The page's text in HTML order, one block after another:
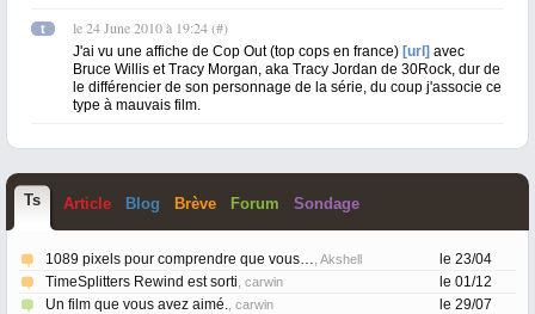
t le 24 June 2010 à 19:24(#)
J'ai vu une affiche de Cop Out (top cops en france) [url] avec
Bruce Willis et Tracy Morgan, aka Tracy Jordan de 30Rock, dur de
le différencier de son personnage de la série, du coup j'associe ce
type à mauvais film.
Ts Article Blog Brève Forum Sondage
le 23/04
1089 pixels pour comprendre que vous… , Akshell
le 01/12
TimeSplitters Rewind est sorti , carwin
le 29/07
Un film que vous avez aimé. , carwin